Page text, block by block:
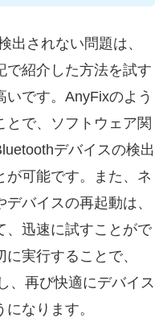
出されない問題は、
で紹介した方法を試す
いです。AnyFixのよう
とで、ソフトウェア関
デバイスの検出
が可能です。また、ネ
バイスの再起動は、
、迅速に試すことがで
実行することで、
、再び快適にデバイス
なります。